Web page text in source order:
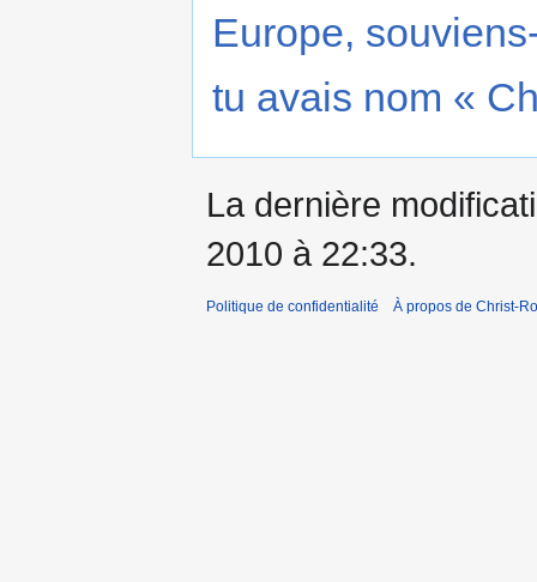
Europe,
tu avais nom «
La dernière
2010 à 22:33.
Politique de confidentialité À propos de Christ-